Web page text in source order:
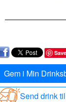
Save
Gem i Min
Send drink